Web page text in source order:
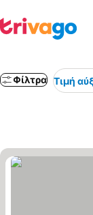
Φίλτρα Τιμή